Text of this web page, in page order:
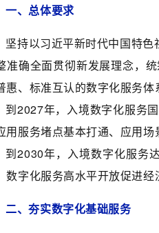
一、总体要求
坚持以习近平新时代中国特色
准确全面贯彻新发展理念，
惠、标准互认的数字化服务
到2027年，入境数字化服务
用服务堵点基本打通、应用场
到2030年，入境数字化服务
数字化服务高水平开放促进经
二、夯实数字化基础服务